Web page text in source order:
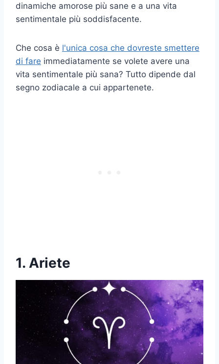
dinamiche amorose più sane e a una vita
sentimentale più soddisfacente.
Che cosa è l'unica cosa che dovreste smettere
di fare immediatamente se volete avere una
vita sentimentale più sana? Tutto dipende dal
segno zodiacale a cui appartenete.
1. Ariete